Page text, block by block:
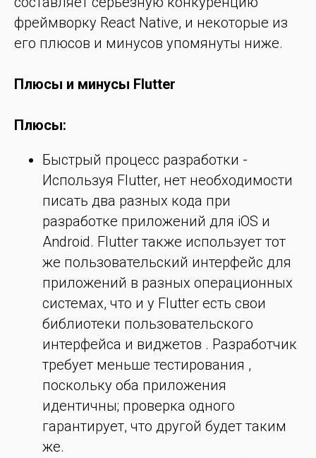
фреймворку React Native, и некоторые из
его плюсов и минусов упомянуты ниже.
Плюсы и минусы Flutter
Плюсы:
Быстрый процесс разработки -
Используя Flutter, нет необходимости
писать два разных кода при
разработке приложений для iOS и
Android. Flutter также использует тот
же пользовательский интерфейс для
приложений в разных операционных
системах, что и у Flutter есть свои
библиотеки пользовательского
интерфейса и виджетов . Разработчик
требует меньше тестирования ,
поскольку оба приложения
идентичны; проверка одного
гарантирует, что другой будет таким
же.